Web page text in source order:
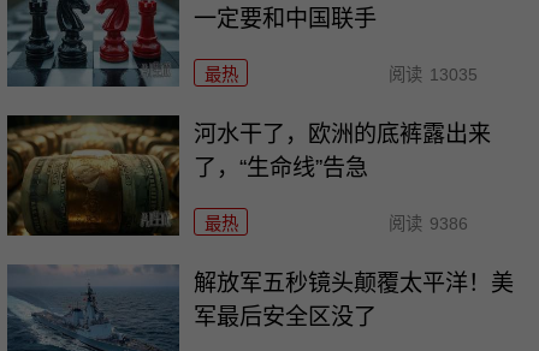
一定要和中国联手
最热 阅读 13035
河水干了，欧洲的底裤露出来
了，“生命线”告急
最热 阅读 9386
解放军五秒镜头颠覆太平洋！美
军最后安全区没了